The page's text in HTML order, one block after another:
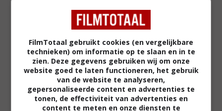
FilmTotaal gebruikt cookies (en vergelijkbare
technieken) om informatie op te slaan en in te
zien. Deze gegevens gebruiken wij om onze
website goed te laten functioneren, het gebruik
van de website te analyseren,
gepersonaliseerde content en advertenties te
tonen, de effectiviteit van advertenties en
content te meten en onze diensten te